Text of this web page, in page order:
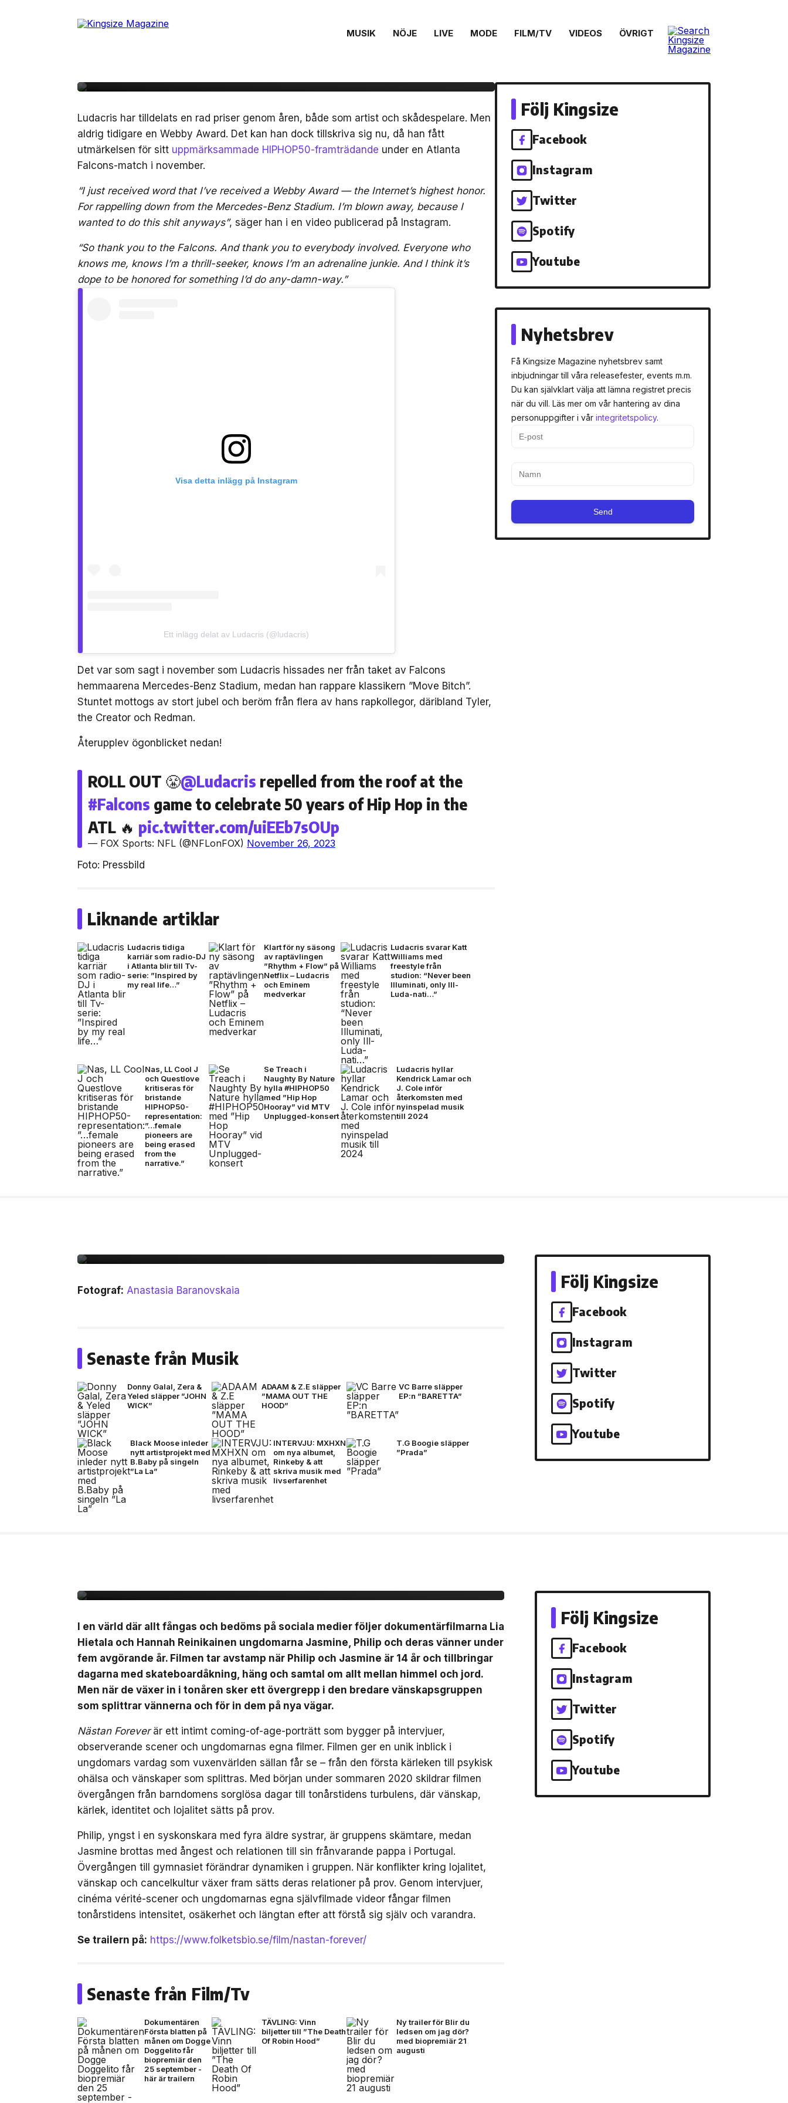
MUSIK NÖJE LIVE MODE FILM/TV VIDEOS ÖVRIGT
NÖJE 26 april, 2024
Ludacris prisas för vågat HIPHOP50-
Ludacris har tilldelats en rad priser genom åren, både som artist och skådespelare. Men
aldrig tidigare en Webby Award. Det kan han dock tillskriva sig nu, då han fått
utmärkelsen för sitt uppmärksammade HIPHOP50-framträdande under en Atlanta
Falcons-match i november.
“I just received word that I’ve received a Webby Award — the Internet’s highest honor.
For rappelling down from the Mercedes-Benz Stadium. I’m blown away, because I
wanted to do this shit anyways”, säger han i en video publicerad på Instagram.
“So thank you to the Falcons. And thank you to everybody involved. Everyone who
knows me, knows I’m a thrill-seeker, knows I’m an adrenaline junkie. And I think it’s
dope to be honored for something I’d do any-damn-way.”
Visa detta inlägg på Instagram
Ett inlägg delat av Ludacris (@ludacris)
Det var som sagt i november som Ludacris hissades ner från taket av Falcons
hemmaarena Mercedes-Benz Stadium, medan han rappare klassikern ”Move Bitch”.
Stuntet mottogs av stort jubel och beröm från flera av hans rapkollegor, däribland Tyler,
the Creator och Redman.
Återupplev ögonblicket nedan!
ROLL OUT 😤@Ludacris repelled from the roof at the
#Falcons game to celebrate 50 years of Hip Hop in the
ATL 🔥 pic.twitter.com/uiEEb7sOUp
— FOX Sports: NFL (@NFLonFOX) November 26, 2023
Foto: Pressbild
Liknande artiklar
Ludacris tidiga
karriär som radio-DJ
i Atlanta blir till Tv-
serie: ”Inspired by
my real life…”
Klart för ny säsong
av raptävlingen
”Rhythm + Flow” på
Netflix – Ludacris
och Eminem
medverkar
Ludacris svarar Katt
Williams med
freestyle från
studion: “Never been
Illuminati, only Ill-
Luda-nati…”
Nas, LL Cool J
och Questlove
kritiseras för
bristande
HIPHOP50-
representation:
”…female
pioneers are
being erased
from the
narrative.”
Se Treach i
Naughty By Nature
hylla #HIPHOP50
med ”Hip Hop
Hooray” vid MTV
Unplugged-konsert
Ludacris hyllar
Kendrick Lamar och
J. Cole inför
återkomsten med
nyinspelad musik
till 2024
Följ Kingsize
Facebook
Instagram
Twitter
Spotify
Youtube
Nyhetsbrev
Få Kingsize Magazine nyhetsbrev samt
inbjudningar till våra releasefester, events m.m.
Du kan självklart välja att lämna registret precis
när du vill. Läs mer om vår hantering av dina
personuppgifter i vår integritetspolicy.
Send
Fotograf: Anastasia Baranovskaia
Senaste från Musik
Donny Galal, Zera &
Yeled släpper ”JOHN
WICK”
ADAAM & Z.E släpper
”MAMA OUT THE
HOOD”
VC Barre släpper
EP:n ”BARETTA”
Black Moose inleder
nytt artistprojekt med
B.Baby på singeln
”La La”
INTERVJU: MXHXN
om nya albumet,
Rinkeby & att
skriva musik med
livserfarenhet
T.G Boogie släpper
”Prada”
Följ Kingsize
Facebook
Instagram
Twitter
Spotify
Youtube
I en värld där allt fångas och bedöms på sociala medier följer dokumentärfilmarna Lia
Hietala och Hannah Reinikainen ungdomarna Jasmine, Philip och deras vänner under
fem avgörande år. Filmen tar avstamp när Philip och Jasmine är 14 år och tillbringar
dagarna med skateboardåkning, häng och samtal om allt mellan himmel och jord.
Men när de växer in i tonåren sker ett övergrepp i den bredare vänskapsgruppen
som splittrar vännerna och för in dem på nya vägar.
Nästan Foreverär ett intimt coming-of-age-porträtt som bygger på intervjuer,
observerande scener och ungdomarnas egna filmer. Filmen ger en unik inblick i
ungdomars vardag som vuxenvärlden sällan får se – från den första kärleken till psykisk
ohälsa och vänskaper som splittras. Med början under sommaren 2020 skildrar filmen
övergången från barndomens sorglösa dagar till tonårstidens turbulens, där vänskap,
kärlek, identitet och lojalitet sätts på prov.
Philip, yngst i en syskonskara med fyra äldre systrar, är gruppens skämtare, medan
Jasmine brottas med ångest och relationen till sin frånvarande pappa i Portugal.
Övergången till gymnasiet förändrar dynamiken i gruppen. När konflikter kring lojalitet,
vänskap och cancelkultur växer fram sätts deras relationer på prov. Genom intervjuer,
cinéma vérité-scener och ungdomarnas egna självfilmade videor fångar filmen
tonårstidens intensitet, osäkerhet och längtan efter att förstå sig själv och varandra.
Se trailern på: https://www.folketsbio.se/film/nastan-forever/
Senaste från Film/Tv
Dokumentären
Första blatten på
månen om Dogge
Doggelito får
biopremiär den
25 september -
här är trailern
TÄVLING: Vinn
biljetter till ”The Death
Of Robin Hood”
Ny trailer för Blir du
ledsen om jag dör?
med biopremiär 21
augusti
Följ Kingsize
Facebook
Instagram
Twitter
Spotify
Youtube